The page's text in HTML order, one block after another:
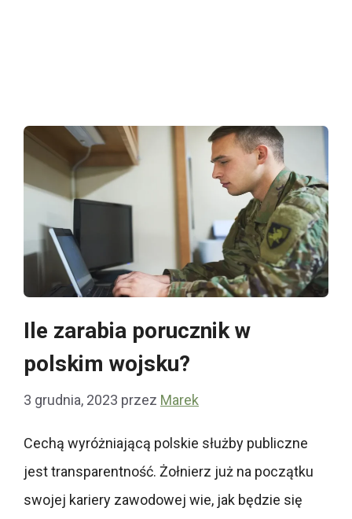
Ile zarabia porucznik w
polskim wojsku?
3 grudnia, 2023 przez Marek
Cechą wyróżniającą polskie służby publiczne
jest transparentność. Żołnierz już na początku
swojej kariery zawodowej wie, jak będzie się